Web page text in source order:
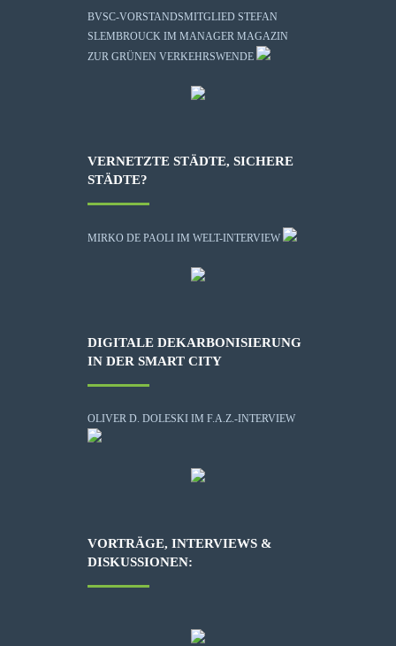
BVSC-VORSTANDSMITGLIED STEFAN
SLEMBROUCK IM MANAGER MAGAZIN
ZUR GRÜNEN VERKEHRSWENDE
VERNETZTE STÄDTE, SICHERE
STÄDTE?
MIRKO DE PAOLI IM WELT-INTERVIEW
DIGITALE DEKARBONISIERUNG
IN DER SMART CITY
OLIVER D. DOLESKI IM F.A.Z.-INTERVIEW
VORTRÄGE, INTERVIEWS &
DISKUSSIONEN: